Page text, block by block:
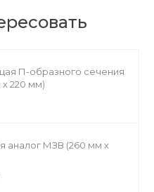
П-образного сечения
220 мм)
аналог МЗВ (260 мм х